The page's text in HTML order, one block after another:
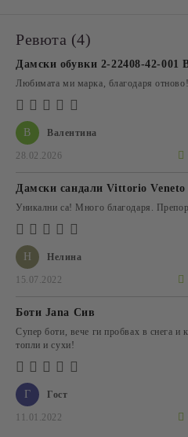
Ревюта (4)
В Валентина
28.02.2026
Дамски обувки 2-22408-42-001
Любимата ми марка, благодаря отново!
Н Нелина
15.07.2022
Дамски сандали Vittorio Veneto
Уникални са! Много благодаря.
Г Гост
11.01.2022
Боти Jana Сив
Супер боти, вече ги пробвах в снега и
топли и сухи!